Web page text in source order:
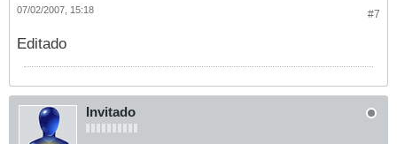
#7
07/02/2007, 15:18
Editado
Invitado